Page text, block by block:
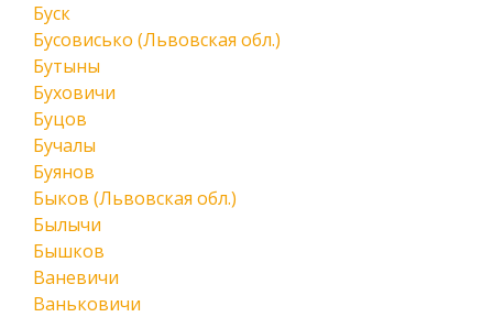
Буск
Бусовисько (Львовская обл.)
Бутыны
Буховичи
Буцов
Бучалы
Буянов
Быков (Львовская обл.)
Былычи
Бышков
Ваневичи
Ваньковичи